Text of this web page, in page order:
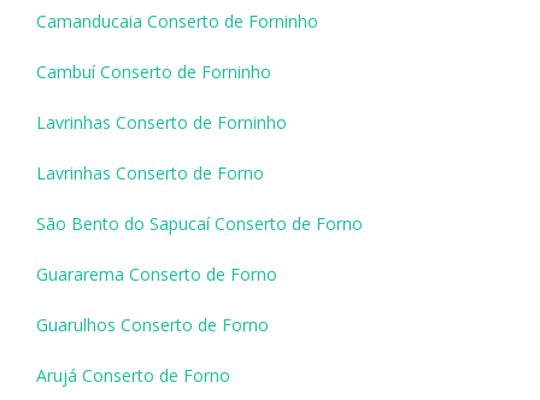
Camanducaia Conserto de Forninho
Cambuí Conserto de Forninho
Lavrinhas Conserto de Forninho
Lavrinhas Conserto de Forno
São Bento do Sapucaí Conserto de Forno
Guararema Conserto de Forno
Guarulhos Conserto de Forno
Arujá Conserto de Forno